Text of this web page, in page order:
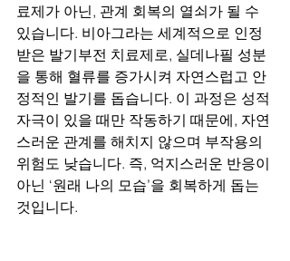
료제가 아닌, 관계 회복의 열쇠가 될 수
있습니다. 비아그라는 세계적으로 인정
받은 발기부전 치료제로, 실데나필 성분
을 통해 혈류를 증가시켜 자연스럽고 안
정적인 발기를 돕습니다. 이 과정은 성적
자극이 있을 때만 작동하기 때문에, 자연
스러운 관계를 해치지 않으며 부작용의
위험도 낮습니다. 즉, 억지스러운 반응이
아닌 ‘원래 나의 모습’을 회복하게 돕는
것입니다.